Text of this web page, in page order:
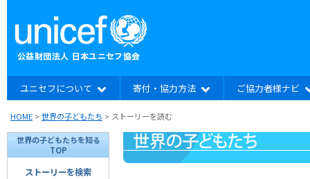
ユニセフについて 寄付・協力方法 ご協力者様ナビ
HOME >世界の子どもたち > ストーリーを読む
世界の子どもたちを知る
TOP
ストーリーを検索